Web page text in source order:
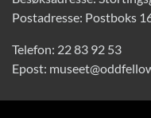
Postadresse: Postboks
Telefon: 22 83 92 53
Epost: